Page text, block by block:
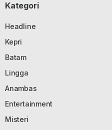
Kategori
Headline
Kepri
Batam
Lingga
Anambas
Entertainment
Misteri